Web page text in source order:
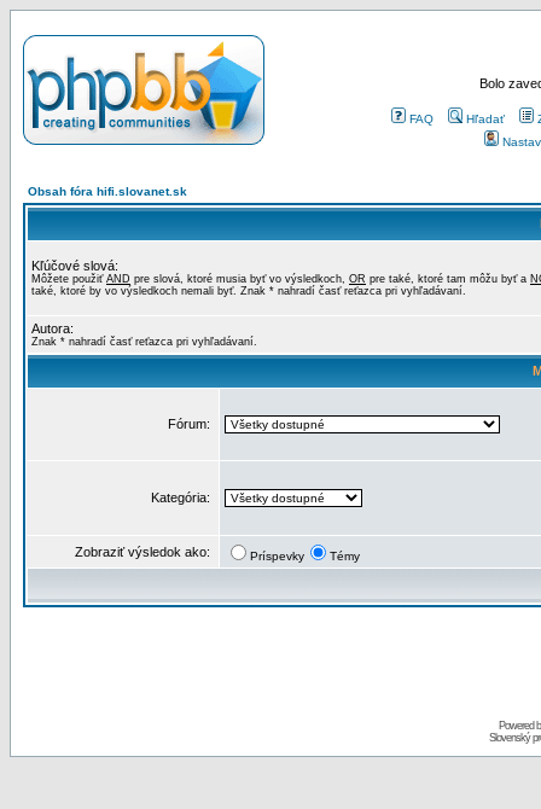
Bolo
FAQ Hľadať
Obsah fóra hifi.slovanet.sk
Kľúčové slová:
Môžete použiť AND pre slová, ktoré musia byť vo výsledkoch, OR pre také, ktoré tam môžu byť a
také, ktoré by vo výsledkoch nemali byť. Znak * nahradí časť reťazca pri vyhľadávaní.
Autora:
Znak * nahradí časť reťazca pri vyhľadávaní.
Fórum:
Kategória:
Zobraziť výsledok ako: Príspevky Témy
Powered
Slovenský